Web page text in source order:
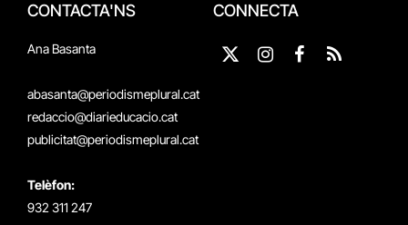
CONTACTA'NS
Ana Basanta
abasanta@periodismeplural.cat
redaccio@diarieducacio.cat
publicitat@periodismeplural.cat
Telèfon:
932 311 247
CONNECTA
X
Instagram
Facebook
RSS